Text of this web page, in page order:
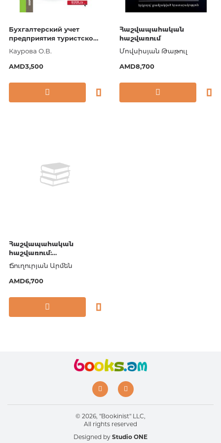
Бухгалтерский учет
предприятия туристской
(Бакалавриат). Учебник
Каурова О.В.
AMD3,500
Հաշվապահական
հաշվառում
Մովսիսյան Թաթուլ
AMD8,700
Հաշվապահական
հաշվառում:
Ուսումնական ձեռնարկ
Ճուղուրյան Արմեն
AMD6,700
© 2026, "Bookinist" LLC,
All rights reserved
Designed by Studio ONE